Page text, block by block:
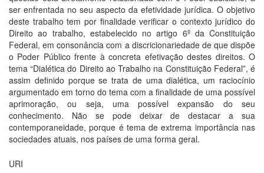
ser enfrentada no seu aspecto da efetividade jurídica. O objetivo
deste trabalho tem por finalidade verificar o contexto jurídico do
Direito ao trabalho, estabelecido no artigo 6º da Constituição
Federal, em consonância com a discricionariedade de que dispõe
o Poder Público frente à concreta efetivação destes direitos. O
tema “Dialética do Direito ao Trabalho na Constituição Federal”, é
assim definido porque se trata de uma dialética, um raciocínio
argumentado em torno do tema com a finalidade de uma possível
aprimoração, ou seja, uma possível expansão do seu
conhecimento. Não se pode deixar de destacar a sua
contemporaneidade, porque é tema de extrema importância nas
sociedades atuais, nos países de uma forma geral.
URI